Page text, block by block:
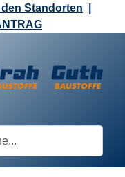
den Standorten